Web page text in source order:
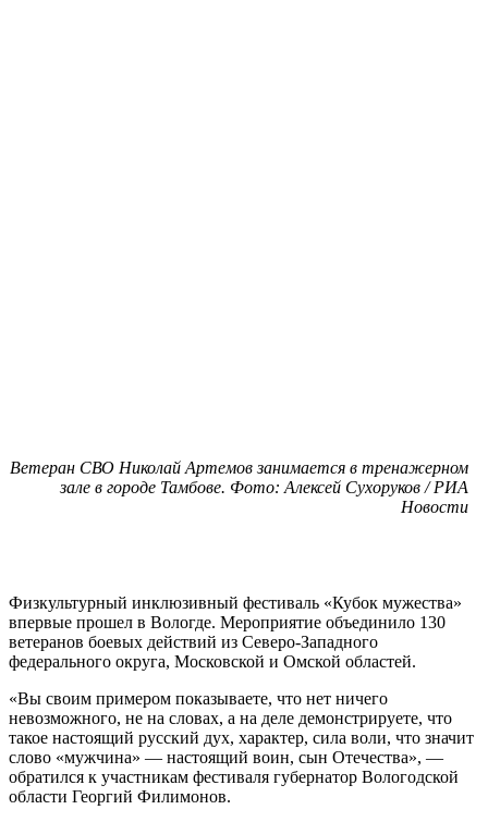
Ветеран СВО Николай Артемов занимается в тренажерном
зале в городе Тамбове. Фото: Алексей Сухоруков / РИА
Новости
Физкультурный инклюзивный фестиваль «Кубок мужества»
впервые прошел в Вологде. Мероприятие объединило 130
ветеранов боевых действий из Северо-Западного
федерального округа, Московской и Омской областей.
«Вы своим примером показываете, что нет ничего
невозможного, не на словах, а на деле демонстрируете, что
такое настоящий русский дух, характер, сила воли, что значит
слово «мужчина» — настоящий воин, сын Отечества», —
обратился к участникам фестиваля губернатор Вологодской
области Георгий Филимонов.